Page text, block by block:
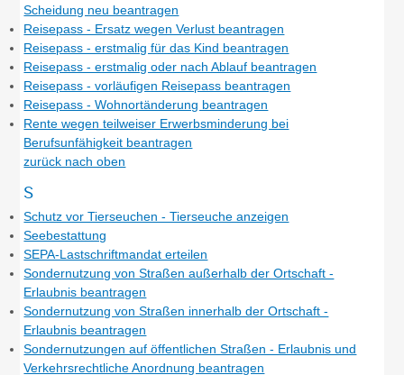
Scheidung neu beantragen
Reisepass - Ersatz wegen Verlust beantragen
Reisepass - erstmalig für das Kind beantragen
Reisepass - erstmalig oder nach Ablauf beantragen
Reisepass - vorläufigen Reisepass beantragen
Reisepass - Wohnortänderung beantragen
Rente wegen teilweiser Erwerbsminderung bei
Berufsunfähigkeit beantragen
zurück nach oben
S
Schutz vor Tierseuchen - Tierseuche anzeigen
Seebestattung
SEPA-Lastschriftmandat erteilen
Sondernutzung von Straßen außerhalb der Ortschaft -
Erlaubnis beantragen
Sondernutzung von Straßen innerhalb der Ortschaft -
Erlaubnis beantragen
Sondernutzungen auf öffentlichen Straßen - Erlaubnis und
Verkehrsrechtliche Anordnung beantragen